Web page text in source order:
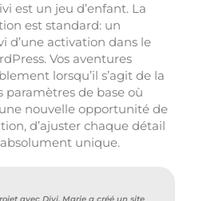
est un jeu d’enfant. La
est standard: un
d’une activation dans le
Vos aventures
lorsqu’il s’agit de la
paramètres de base où
nouvelle opportunité de
d’ajuster chaque détail
unique.